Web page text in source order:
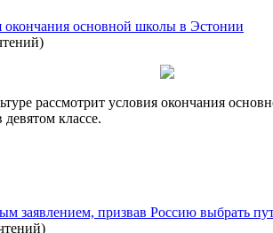
окончания основной школы в Эстонии
)
рассмотрит условия окончания
классе.
заявлением, призвав Россию выбрать
)